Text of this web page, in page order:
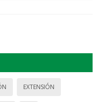
EXTENSIÓN